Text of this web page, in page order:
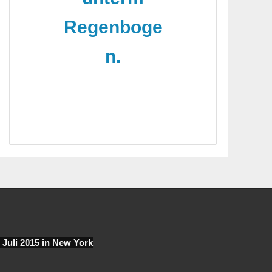
Regenboge
n.
Juli 2015 in New York